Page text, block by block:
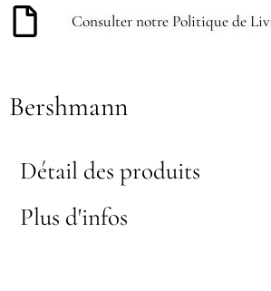
Consulter notre Politique de
Bershmann
Détail des produits
Plus d'infos